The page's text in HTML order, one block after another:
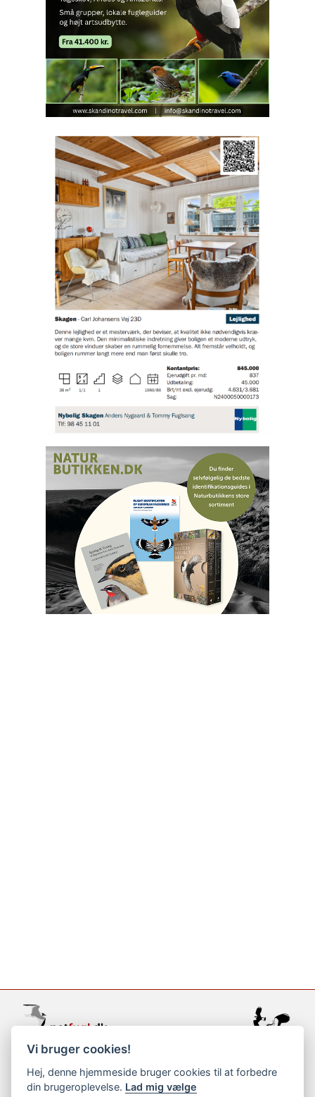
support@netfugl.dk
copyright © 2002-2023
Vi bruger cookies!
Hej, denne hjemmeside bruger cookies til at forbedre
din brugeroplevelse. Lad mig vælge